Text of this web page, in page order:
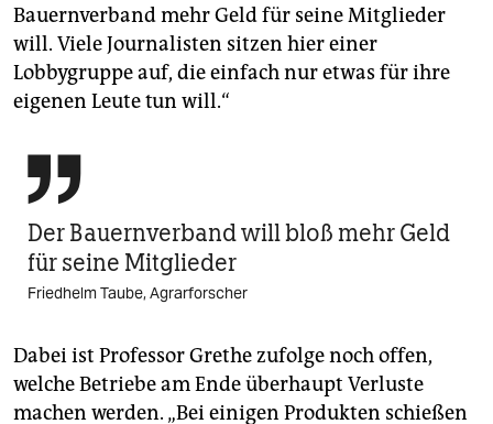
Bauernverband mehr Geld für seine Mitglieder
will. Viele Journalisten sitzen hier einer
Lobbygruppe auf, die einfach nur etwas für ihre
eigenen Leute tun will.“

Der Bauernverband will bloß mehr Geld
für seine Mitglieder
Friedhelm Taube, Agrarforscher
Dabei ist Professor Grethe zufolge noch offen,
welche Betriebe am Ende überhaupt Verluste
machen werden. „Bei einigen Produkten schießen